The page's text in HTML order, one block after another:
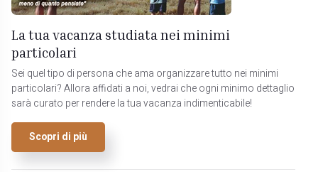
La tua vacanza studiata nei minimi
particolari
Sei quel tipo di persona che ama organizzare tutto nei minimi
particolari? Allora affidati a noi, vedrai che ogni minimo dettaglio
sarà curato per rendere la tua vacanza indimenticabile!
Scopri di più